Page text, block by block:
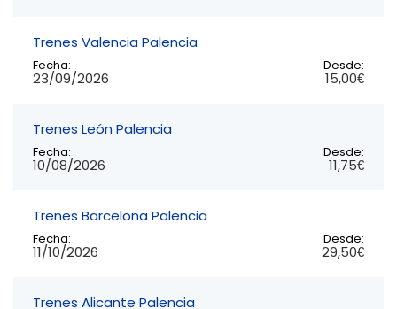
Trenes Valencia Palencia
Fecha:
23/09/2026
Desde:
15,00€
Trenes León Palencia
Fecha:
10/08/2026
Desde:
11,75€
Trenes Barcelona Palencia
Fecha:
11/10/2026
Desde:
29,50€
Trenes Alicante Palencia